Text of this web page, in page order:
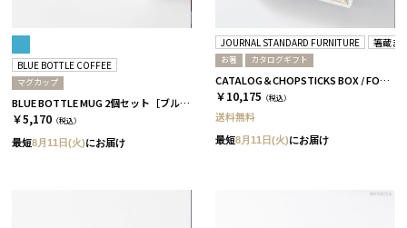
BLUE BOTTLE COFFEE
マグカップ
BLUE BOTTLE MUG 2個セット［ブルーボトルコーヒー］
￥5,170 （税込）
最短8月11日(火)にお届け
JOURNAL STANDARD FURNITURE 箸蔵ま
お箸 カタログギフト
CATALOG＆CHOPSTICKS BOX / FORMAL / 全3種 椿
￥10,175 （税込）
送料無料
最短8月11日(火)にお届け